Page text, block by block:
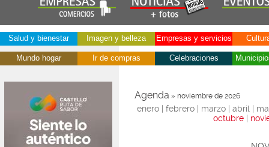
Salud y bienestar Imagen y belleza Empresas y servicios
Mundo hogar Ir de compras Celebraciones
Agenda » noviembre de 2026
enero | febrero | marzo | abril |
octubre